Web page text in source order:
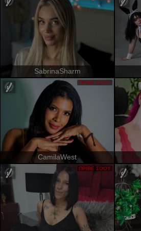
SabrinaSharm
CamilaWest
ΠΡΙΒΈ ΣΌΟΥ
ΠΡΙΒΈ ΣΌΟΥ